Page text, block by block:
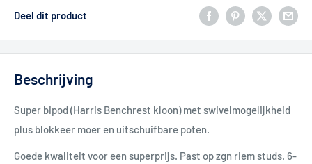
Deel dit product
Beschrijving
Super bipod (Harris Benchrest kloon) met swivelmogelijkheid
plus blokkeer moer en uitschuifbare poten.
Goede kwaliteit voor een superprijs. Past op zgn riem studs. 6-